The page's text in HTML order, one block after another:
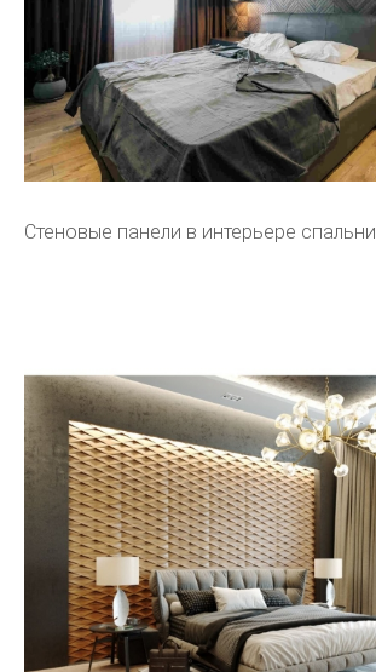
Стеновые панели в интерьере спальни